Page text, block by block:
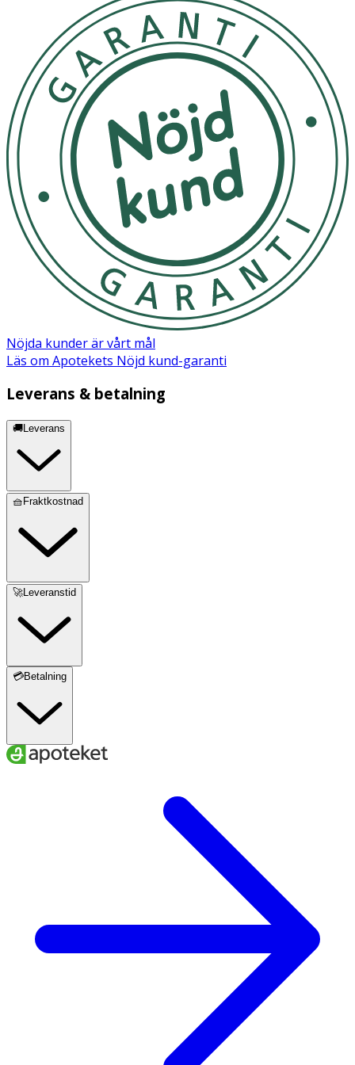
- Undvik kontakt med ögonen.
- Förvaras oåtkomligt for barn.
Innehåll
AQUA (WATER/ EAU), SODIUM LAURETH SULFATE,
COCAMIDOPROPYL BETAINE, SODIUM CHLORIDE, PEG-4
RAPESEEDAMIDE, SODIUM BENZOATE, GLYCERIN,
PARFUM (FRAGRANCE), GLYCOL DISTERATE, LAURETH-4,
CITRIC ACID, TETRASODIUM EDTA, LINALOOL, BENZYL
SALICYLATE, LIMONENE.
Nöjda kunder är vårt mål
Läs om Apotekets Nöjd kund-garanti
Leverans & betalning
🚚Leverans
🧺Fraktkostnad
🚀Leveranstid
💳Betalning